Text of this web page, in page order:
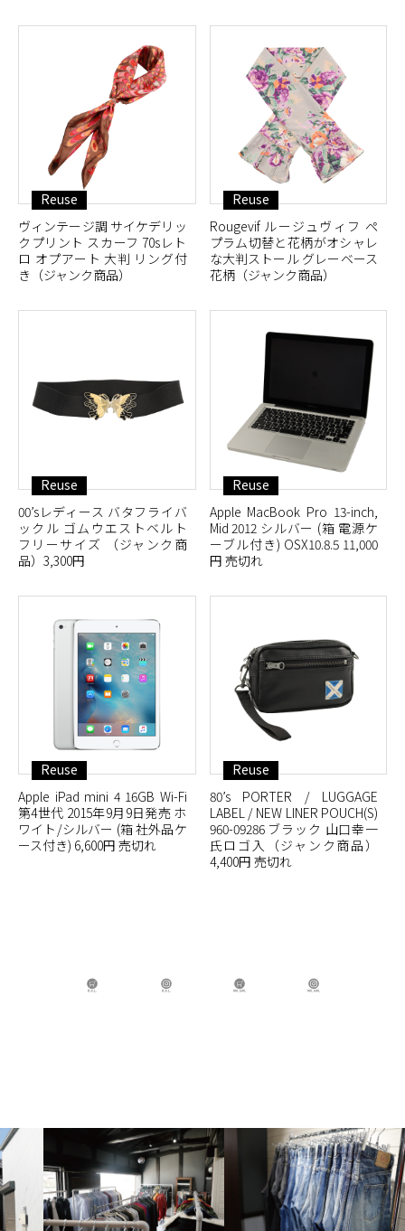
Reuse
ヴィンテージ調 サイケデリッ
クプリント スカーフ 70sレト
ロ オプアート 大判 リング付
き（ジャンク商品）
Reuse
Rougevif ルージュヴィフ ペ
プラム切替と花柄がオシャレ
な大判ストール グレーベース
花柄（ジャンク商品）
Reuse
00’sレディース バタフライバ
ックル ゴムウエストベルト
フリーサイズ （ジャンク商
品）3,300円
Reuse
Apple MacBook Pro 13-inch,
Mid 2012 シルバー (箱 電源ケ
ーブル付き) OSX10.8.5 11,000
円 売切れ
Reuse
Apple iPad mini 4 16GB Wi-Fi
第4世代 2015年9月9日発売 ホ
ワイト/シルバー (箱 社外品ケ
ース付き) 6,600円 売切れ
Reuse
80’s PORTER / LUGGAGE
LABEL / NEW LINER POUCH(S)
960-09286 ブラック 山口幸一
氏ロゴ入（ジャンク商品）
4,400円 売切れ
B.B.L Store BBL GIRL Store